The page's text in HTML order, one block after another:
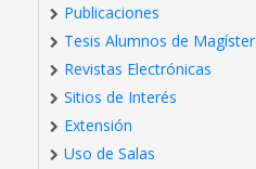
Publicaciones
Tesis Alumnos de Magíster
Revistas Electrónicas
Sitios de Interés
Extensión
Uso de Salas